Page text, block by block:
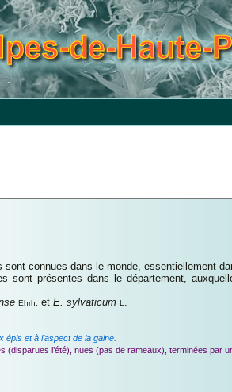
connues dans le monde, essentiellement
sont présentes dans le département,
Ehrh. etE. sylvaticumL .
et à l’aspect de la gaine.
(disparues l’été), nues (pas de rameaux), terminées par